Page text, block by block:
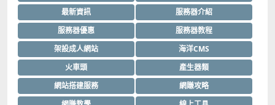
最新資訊
服務器介紹
服務器優惠
服務器教程
架設成人網站
海洋CMS
火車頭
產生器類
網站搭建服務
網賺攻略